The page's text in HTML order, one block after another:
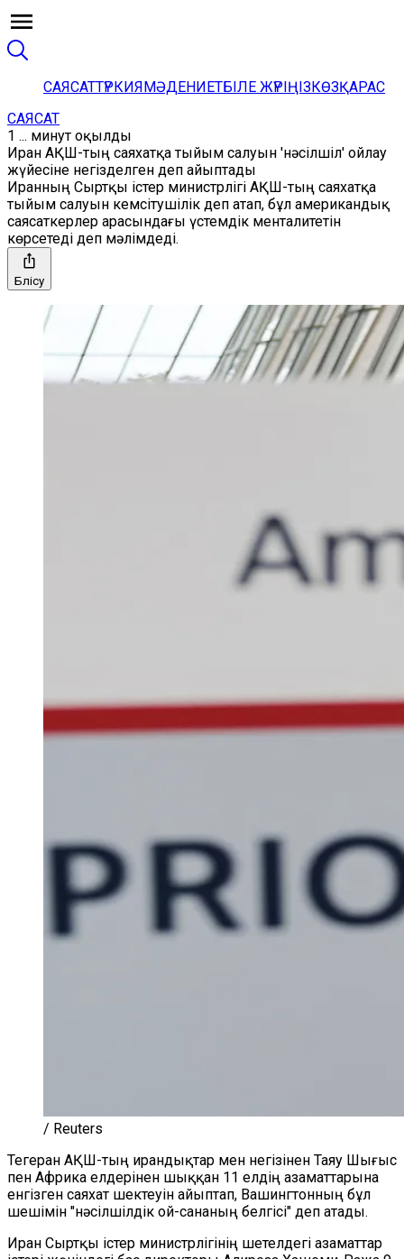
САЯСАТТҮРКИЯМӘДЕНИЕТБІЛЕ ЖҮРІҢІЗКӨЗҚАРАС
САЯСАТ
1 ... минут оқылды
Иран АҚШ-тың саяхатқа тыйым салуын 'нәсілшіл' ойлау
жүйесіне негізделген деп айыптады
Иранның Cыртқы істер министрлігі АҚШ-тың саяхатқа
тыйым салуын кемсітушілік деп атап, бұл американдық
саясаткерлер арасындағы үстемдік менталитетін
көрсетеді деп мәлімдеді.
Бөлісу
/ Reuters
Тегеран АҚШ-тың ирандықтар мен негізінен Таяу Шығыс
пен Африка елдерінен шыққан 11 елдің азаматтарына
енгізген саяхат шектеуін айыптап, Вашингтонның бұл
шешімін "нәсілшілдік ой-сананың белгісі" деп атады.
Иран Cыртқы істер министрлігінің шетелдегі азаматтар